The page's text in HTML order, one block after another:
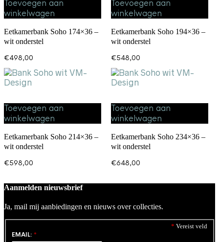
Toevoegen aan
winkelwagen
Eetkamerbank Soho 174×36 –
wit onderstel
€498,00
Toevoegen aan
winkelwagen
Eetkamerbank Soho 194×36 –
wit onderstel
€548,00
Toevoegen aan
winkelwagen
Eetkamerbank Soho 214×36 –
wit onderstel
€598,00
Toevoegen aan
winkelwagen
Eetkamerbank Soho 234×36 –
wit onderstel
€648,00
Aanmelden nieuwsbrief
Ja, mail mij aanbiedingen en nieuws over collecties.
* Vereist veld
EMAIL: *